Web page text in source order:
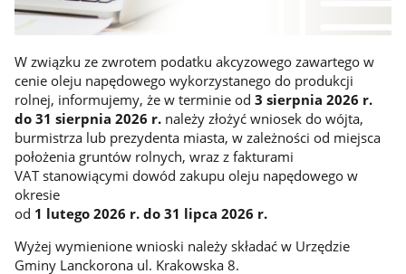
W związku ze zwrotem podatku akcyzowego zawartego w
cenie oleju napędowego wykorzystanego do produkcji
rolnej, informujemy, że w terminie od 3 sierpnia 2026 r.
do 31 sierpnia 2026 r. należy złożyć wniosek do wójta,
burmistrza lub prezydenta miasta, w zależności od miejsca
położenia gruntów rolnych, wraz z fakturami
VAT stanowiącymi dowód zakupu oleju napędowego w
okresie
od 1 lutego 2026 r. do 31 lipca 2026 r.
Wyżej wymienione wnioski należy składać w Urzędzie
Gminy Lanckorona ul. Krakowska 8.